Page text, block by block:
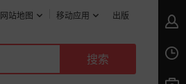
网站地图 移动应用 出版